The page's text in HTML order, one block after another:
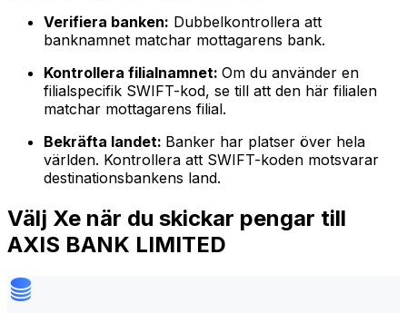
Verifiera banken: Dubbelkontrollera att
banknamnet matchar mottagarens bank.
Kontrollera filialnamnet: Om du använder en
filialspecifik SWIFT-kod, se till att den här filialen
matchar mottagarens filial.
Bekräfta landet: Banker har platser över hela
världen. Kontrollera att SWIFT-koden motsvarar
destinationsbankens land.
Välj Xe när du skickar pengar till
AXIS BANK LIMITED